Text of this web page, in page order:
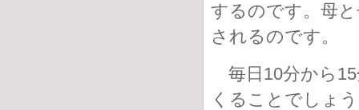
するのです。母
されるのです。
毎日10分から
くることでしょ